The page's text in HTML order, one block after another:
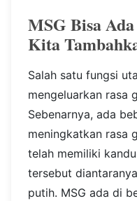
MSG Bisa
Kita
Salah satu fungsi
mengeluarkan rasa
Sebenarnya, ada
meningkatkan rasa
telah memiliki
tersebut
putih. MSG ada di